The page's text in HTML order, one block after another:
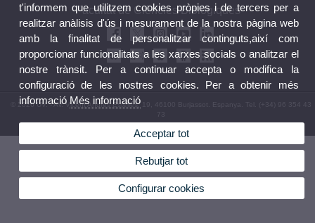
Facultat de Ciències Biològiques
© 2026 UV. - Av. Vicent Andrés Estellés, 19, 46100 Burjassot. Espanya. Tel. (+34) 96 354 43
73
Política privacitat|Cookies
t'informem que utilitzem cookies pròpies i de tercers per a
realitzar anàlisis d'ús i mesurament de la nostra pàgina web
amb la finalitat de personalitzar continguts,així com
proporcionar funcionalitats a les xarxes socials o analitzar el
nostre trànsit. Per a continuar accepta o modifica la
configuració de les nostres cookies. Per a obtenir més
informació Més informació
Acceptar tot
Rebutjar tot
Configurar cookies